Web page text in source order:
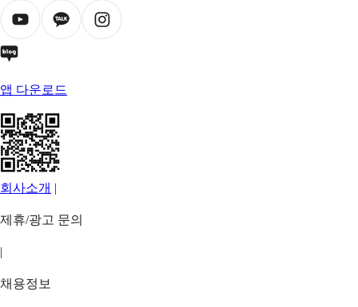
앱 다운로드
회사소개 |
제휴/광고 문의
|
채용정보